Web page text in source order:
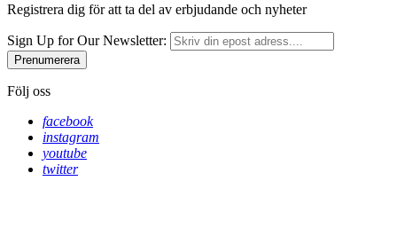
Registrera dig för att ta del av erbjudande och nyheter
Sign Up for Our Newsletter:
Prenumerera
Följ oss
facebook
instagram
youtube
twitter